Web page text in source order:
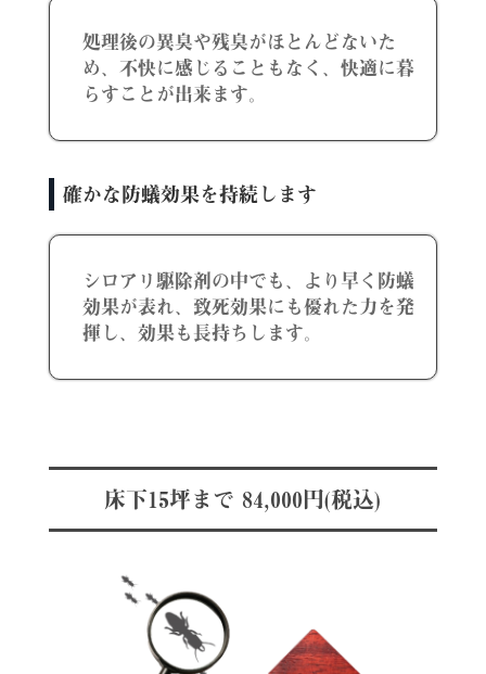
処理後の異臭や残臭がほとんどないた
め、不快に感じることもなく、快適に暮
らすことが出来ます。
確かな防蟻効果を持続します
シロアリ駆除剤の中でも、より早く防蟻
効果が表れ、致死効果にも優れた力を発
揮し、効果も長持ちします。
床下15坪まで 84,000円(税込)